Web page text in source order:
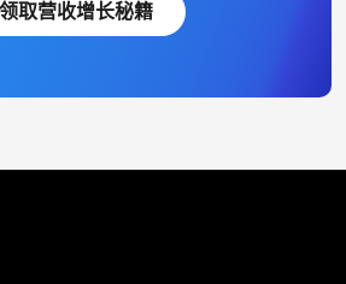
领取营收增长秘籍